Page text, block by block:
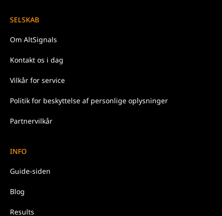
SELSKAB
Om AltSignals
Kontakt os i dag
Vilkår for service
Politik for beskyttelse af personlige oplysninger
Partnervilkår
INFO
Guide-siden
Blog
Results